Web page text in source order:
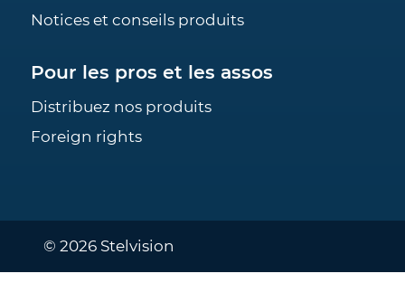
Notices et conseils produits
Pour les pros et les assos
Distribuez nos produits
Foreign rights
© 2026 Stelvision